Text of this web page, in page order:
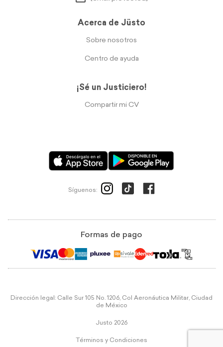
Acerca de Jüsto
Sobre nosotros
Centro de ayuda
¡Sé un Justiciero!
Compartir mi CV
Síguenos:
Formas de pago
Dirección legal: Calle Sur 105 No. 1206, Col Aeronáutica Militar, Ciudad
de México
Justo 2026
Términos y Condiciones